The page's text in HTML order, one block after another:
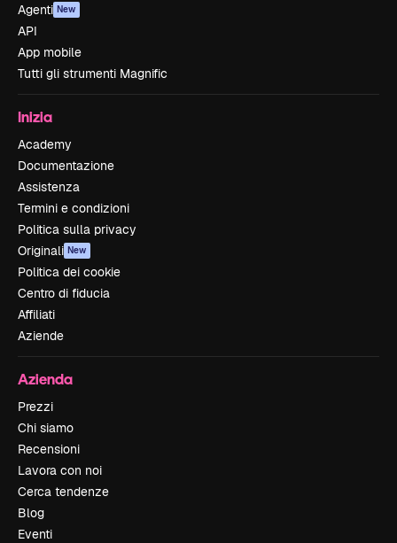
Agenti New
API
App mobile
Tutti gli strumenti Magnific
Inizia
Academy
Documentazione
Assistenza
Termini e condizioni
Politica sulla privacy
Originali New
Politica dei cookie
Centro di fiducia
Affiliati
Aziende
Azienda
Prezzi
Chi siamo
Recensioni
Lavora con noi
Cerca tendenze
Blog
Eventi